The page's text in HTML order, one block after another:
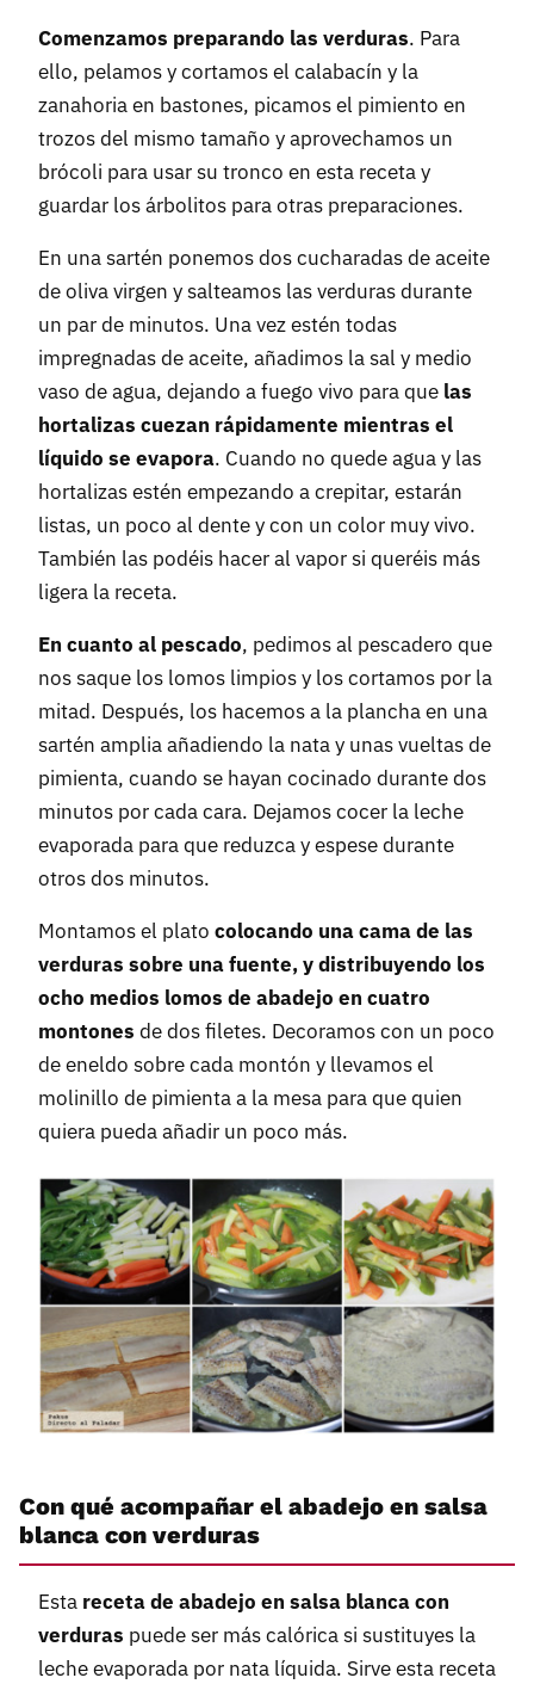
Comenzamos preparando las verduras. Para
ello, pelamos y cortamos el calabacín y la
zanahoria en bastones, picamos el pimiento en
trozos del mismo tamaño y aprovechamos un
brócoli para usar su tronco en esta receta y
guardar los árbolitos para otras preparaciones.
En una sartén ponemos dos cucharadas de aceite
de oliva virgen y salteamos las verduras durante
un par de minutos. Una vez estén todas
impregnadas de aceite, añadimos la sal y medio
vaso de agua, dejando a fuego vivo para que las
hortalizas cuezan rápidamente mientras el
líquido se evapora. Cuando no quede agua y las
hortalizas estén empezando a crepitar, estarán
listas, un poco al dente y con un color muy vivo.
También las podéis hacer al vapor si queréis más
ligera la receta.
En cuanto al pescado, pedimos al pescadero que
nos saque los lomos limpios y los cortamos por la
mitad. Después, los hacemos a la plancha en una
sartén amplia añadiendo la nata y unas vueltas de
pimienta, cuando se hayan cocinado durante dos
minutos por cada cara. Dejamos cocer la leche
evaporada para que reduzca y espese durante
otros dos minutos.
Montamos el plato colocando una cama de las
verduras sobre una fuente, y distribuyendo los
ocho medios lomos de abadejo en cuatro
montones de dos filetes. Decoramos con un poco
de eneldo sobre cada montón y llevamos el
molinillo de pimienta a la mesa para que quien
quiera pueda añadir un poco más.
Con qué acompañar el abadejo en salsa
blanca con verduras
Esta receta de abadejo en salsa blanca con
verduras puede ser más calórica si sustituyes la
leche evaporada por nata líquida. Sirve esta receta